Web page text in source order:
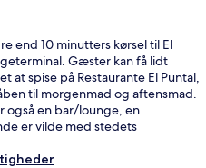
end 10 minutters kørsel til El
Gæster kan få lidt
at spise på Restaurante El Puntal,
til morgenmad og aftensmad.
også en bar/lounge, en
er vilde med stedets